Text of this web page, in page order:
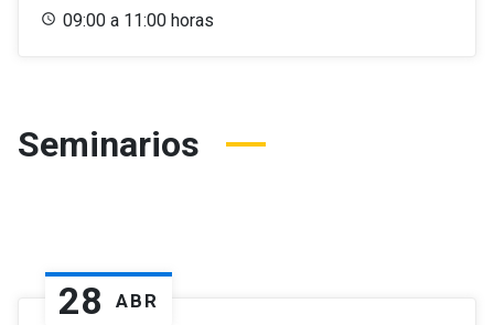
09:00 a 11:00 horas
Seminarios
28 ABR